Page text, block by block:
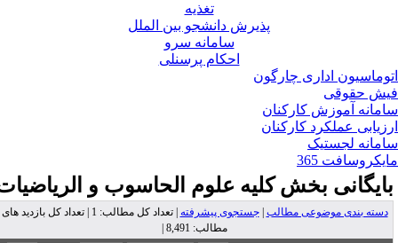
تغذیه
پذیرش دانشجو بین الملل
سامانه سرو
احکام پرسنلی
اداری چارگون
حقوقی
آموزش کارکنان
عملکرد کارکنان
لجستیک
365
بخشکلیه علوم الحاسوب و الریاضیات
دسته بندی موضوعی مطالب|جستجوی پیشرفته
| تعداد کل مطالب: 1 | تعداد کل بازدید های
مطالب: 8,491 |